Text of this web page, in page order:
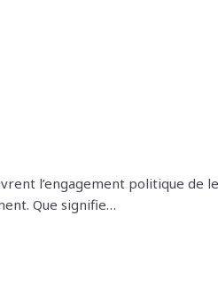
l’engagement politique de
Que signifie…